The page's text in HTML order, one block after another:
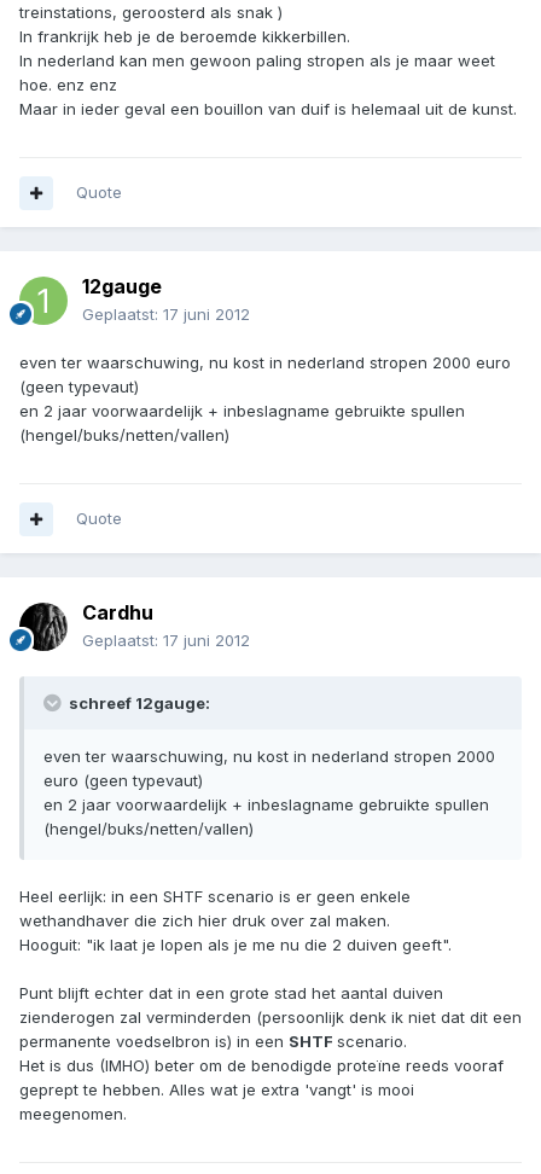
treinstations, geroosterd als snak )
In frankrijk heb je de beroemde kikkerbillen.
In nederland kan men gewoon paling stropen als je maar weet
hoe. enz enz
Maar in ieder geval een bouillon van duif is helemaal uit de kunst.
Quote
12gauge
Geplaatst: 17 juni 2012
even ter waarschuwing, nu kost in nederland stropen 2000 euro
(geen typevaut)
en 2 jaar voorwaardelijk + inbeslagname gebruikte spullen
(hengel/buks/netten/vallen)
Quote
Cardhu
Geplaatst: 17 juni 2012
schreef 12gauge:
even ter waarschuwing, nu kost in nederland stropen 2000
euro (geen typevaut)
en 2 jaar voorwaardelijk + inbeslagname gebruikte spullen
(hengel/buks/netten/vallen)
Heel eerlijk: in een SHTF scenario is er geen enkele
wethandhaver die zich hier druk over zal maken.
Hooguit: "ik laat je lopen als je me nu die 2 duiven geeft".
Punt blijft echter dat in een grote stad het aantal duiven
zienderogen zal verminderden (persoonlijk denk ik niet dat dit een
permanente voedselbron is) in een SHTF scenario.
Het is dus (IMHO) beter om de benodigde proteïne reeds vooraf
geprept te hebben. Alles wat je extra 'vangt' is mooi
meegenomen.